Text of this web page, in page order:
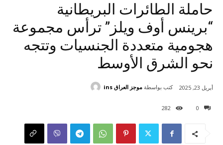
حاملة الطائرات البريطانية
“برينس أوف ويلز” ترأس مجموعة
هجومية متعددة الجنسيات وتتجه
نحو الشرق الأوسط
0
282
أبريل 23, 2025 كتب بواسطة موجز العراق ins